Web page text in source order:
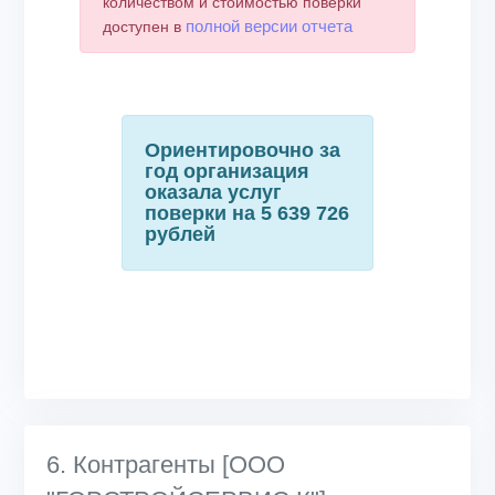
доступен в полной версии отчета
Ориентировочно за
год организация
оказала услуг
поверки на 5 639 726
рублей
6. Контрагенты [ООО